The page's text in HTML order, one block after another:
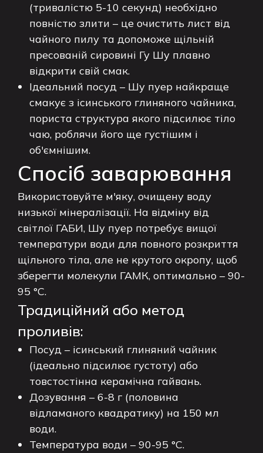
(тривалістю 5-10 секунд) необхідно
повністю злити – це очистить лист від
чайного пилу та допоможе щільній
пресованій сировині Гу Шу плавно
відкрити свій смак.
Ідеальний посуд – Шу пуер найкраще
смакує з ісинського глиняного чайника,
пориста структура якого підсилює тіло
чаю, роблячи його ще густішим і
об'ємнішим.
Спосіб заварювання
Використовуйте м'яку, очищену воду
низької мінералізації. На відміну від
світлої ГАБИ, Шу пуер потребує вищої
температури води для повного розкриття
щільного тіла, але не крутого окропу, щоб
зберегти молекули ГАМК, оптимально – 90-
95 °C.
Традиційний або метод
проливів:
Посуд – ісинський глиняний чайник
(ідеально підсилює густоту) або
товстостінна керамічна гайвань.
Дозування – 6-8 г (половина
відламаного квадратику) на 150 мл
води.
Температура води – 90-95 °C.